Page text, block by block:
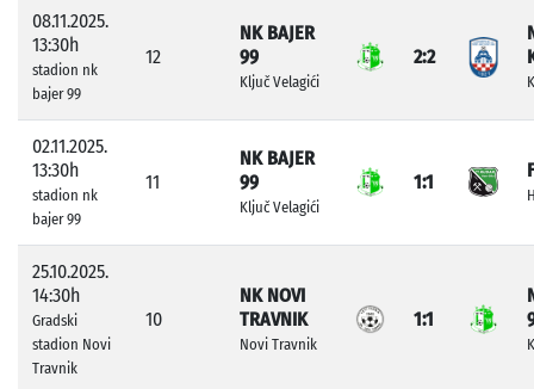
08.11.2025.
13:30h
stadion nk
bajer 99
12
NK BAJER
99
Ključ Velagići
2:2
02.11.2025.
13:30h
stadion nk
bajer 99
11
NK BAJER
99
Ključ Velagići
1:1
25.10.2025.
14:30h
Gradski
stadion Novi
Travnik
10
NK NOVI
TRAVNIK
Novi Travnik
1:1